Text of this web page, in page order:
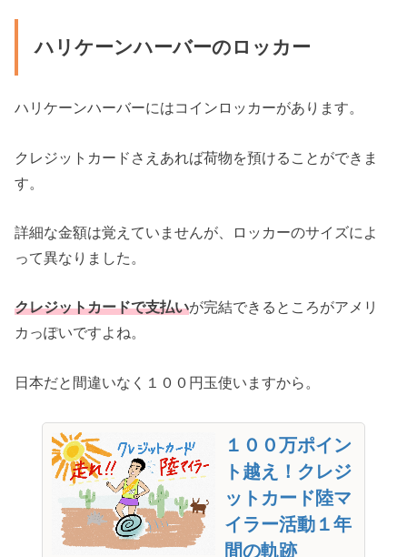
ハリケーンハーバーのロッカー
ハリケーンハーバーにはコインロッカーがあります。
クレジットカードさえあれば荷物を預けることができま
す。
詳細な金額は覚えていませんが、ロッカーのサイズによ
って異なりました。
クレジットカードで支払いが完結できるところがアメリ
カっぽいですよね。
日本だと間違いなく１００円玉使いますから。
１００万ポイン
ト越え！クレジ
ットカード陸マ
イラー活動１年
間の軌跡